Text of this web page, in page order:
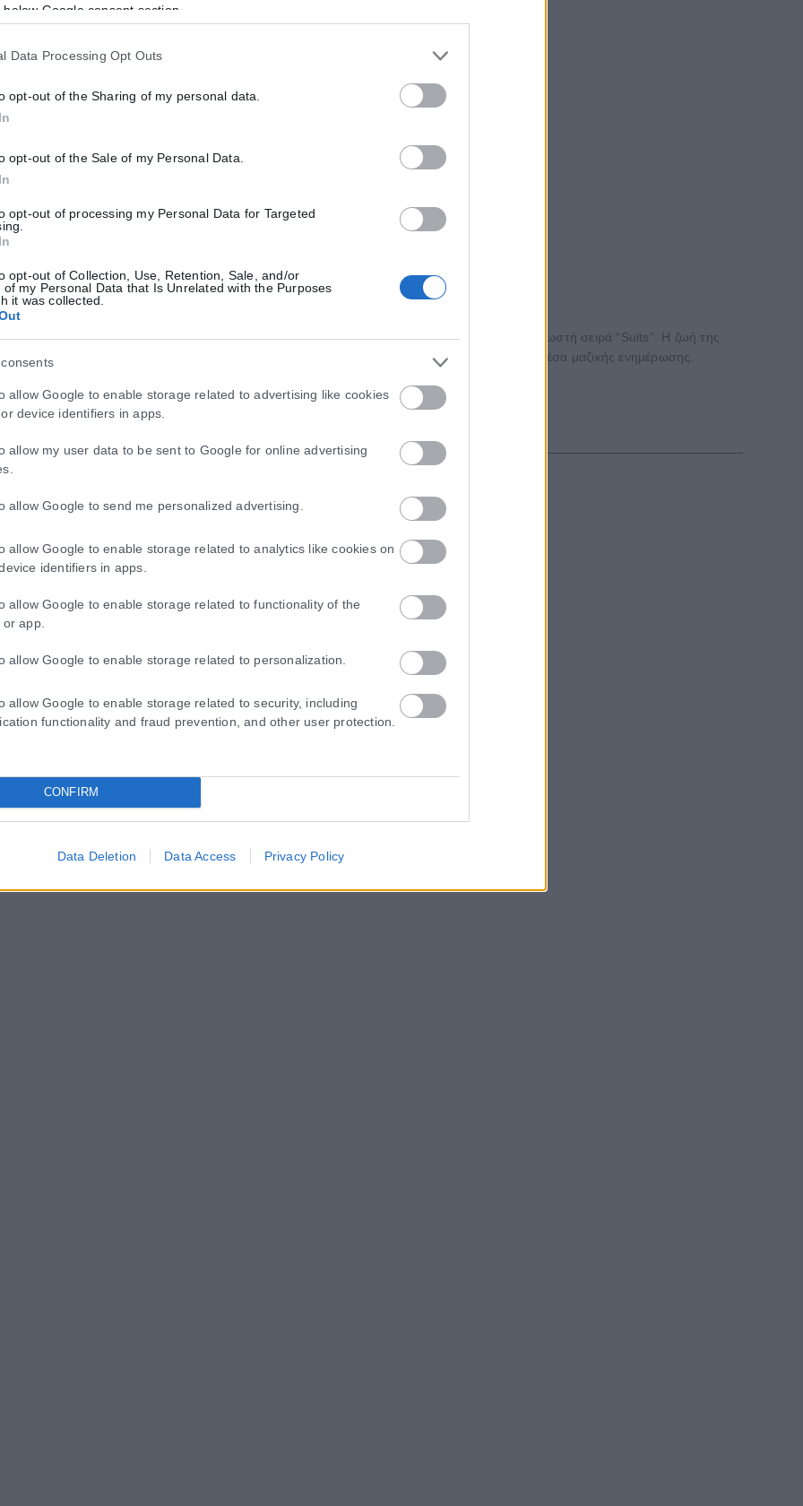
Google consent section.
Data Processing Opt Outs
opt-out of the Sharing of my personal data.
opt-out of the Sale of my Personal Data.
opt-out of processing my Personal Data for Targeted
opt-out of Collection, Use, Retention, Sale, and/or
of my Personal Data that Is Unrelated with the Purposes
it was collected.
allow Google to enable storage related to advertising like cookies
device identifiers in apps.
allow my user data to be sent to Google for online advertising
allow Google to send me personalized advertising.
allow Google to enable storage related to analytics like cookies on
identifiers in apps.
allow Google to enable storage related to functionality of the
app.
allow Google to enable storage related to personalization.
allow Google to enable storage related to security, including
functionality and fraud prevention, and other user protection.
CONFIRM
Data Deletion Data Access Privacy Policy
Heart (@ihpandas)
Μαρκλ είχε ήδη εδραιώσει τη φήμη της ως ηθοποιός, κυρίως λόγω της συμμετοχής της στη γνωστή σειρά “Suits”. Η ζωή της
με τον πρίγκιπα Χάρι, μια σχέση που συνεχίζει να προκαλεί έντονο ενδιαφέρον από τα μέσα μαζικής ενημέρωσης.
αφήνει να εννοηθεί ότι τελείωσε τα γυρίσματα
Avatar μπορεί να φτάνουν στο τέλος και ότι τώρα σκέφτεται...
ζώδια: Έρωτας, χρήμα και τύχη χωρίς φρένο
τις αναποδιές και τα «τι άλλο θα μου συμβεί;» και...